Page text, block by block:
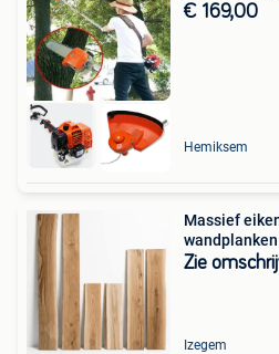
€ 169,00
Hemiksem
Massief
Zie
Izegem